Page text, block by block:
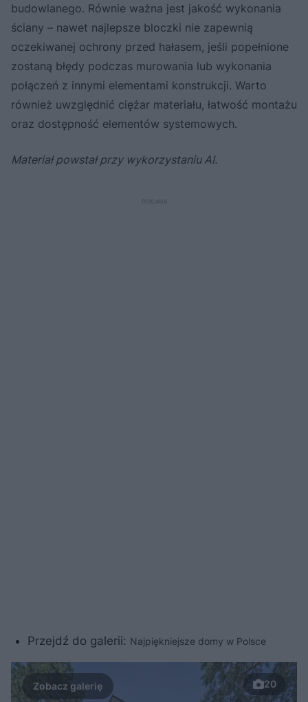
budowlanego. Równie ważna jest jakość wykonania
ściany – nawet najlepsze bloczki nie zapewnią
oczekiwanej ochrony przed hałasem, jeśli popełnione
zostaną błędy podczas murowania lub wykonania
połączeń z innymi elementami konstrukcji. Warto
również uwzględnić ciężar materiału, łatwość montażu
oraz dostępność elementów systemowych.
Materiał powstał przy wykorzystaniu AI.
Przejdź do galerii: Najpiękniejsze domy w Polsce
20